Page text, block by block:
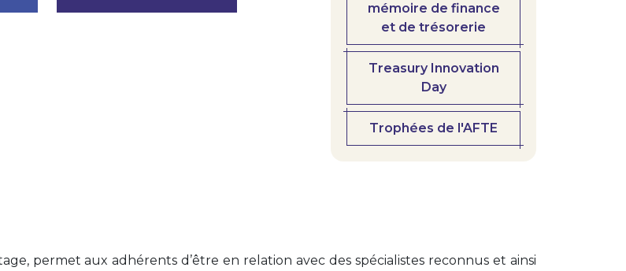
mémoire de finance
et de trésorerie
Treasury Innovation
Day
Trophées de l'AFTE
permet aux adhérents d’être en relation avec des spécialistes reconnus et ainsi